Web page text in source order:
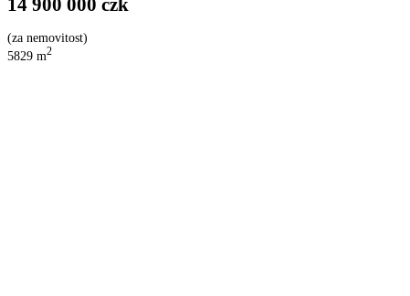
14 900 000 czk
(za nemovitost)
5829 m2